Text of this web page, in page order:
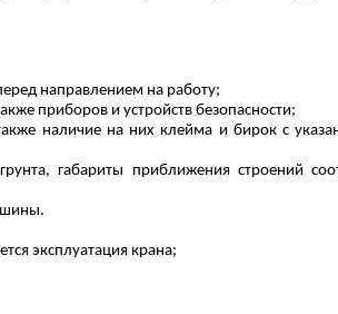
направлением на работу;
приборов и устройств безопасности;
наличие на них клейма и бирок с
габариты приближения строений
эксплуатация крана;